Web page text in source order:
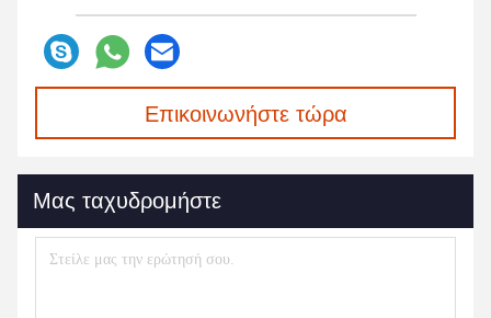
Επικοινωνήστε τώρα
Μας ταχυδρομήστε